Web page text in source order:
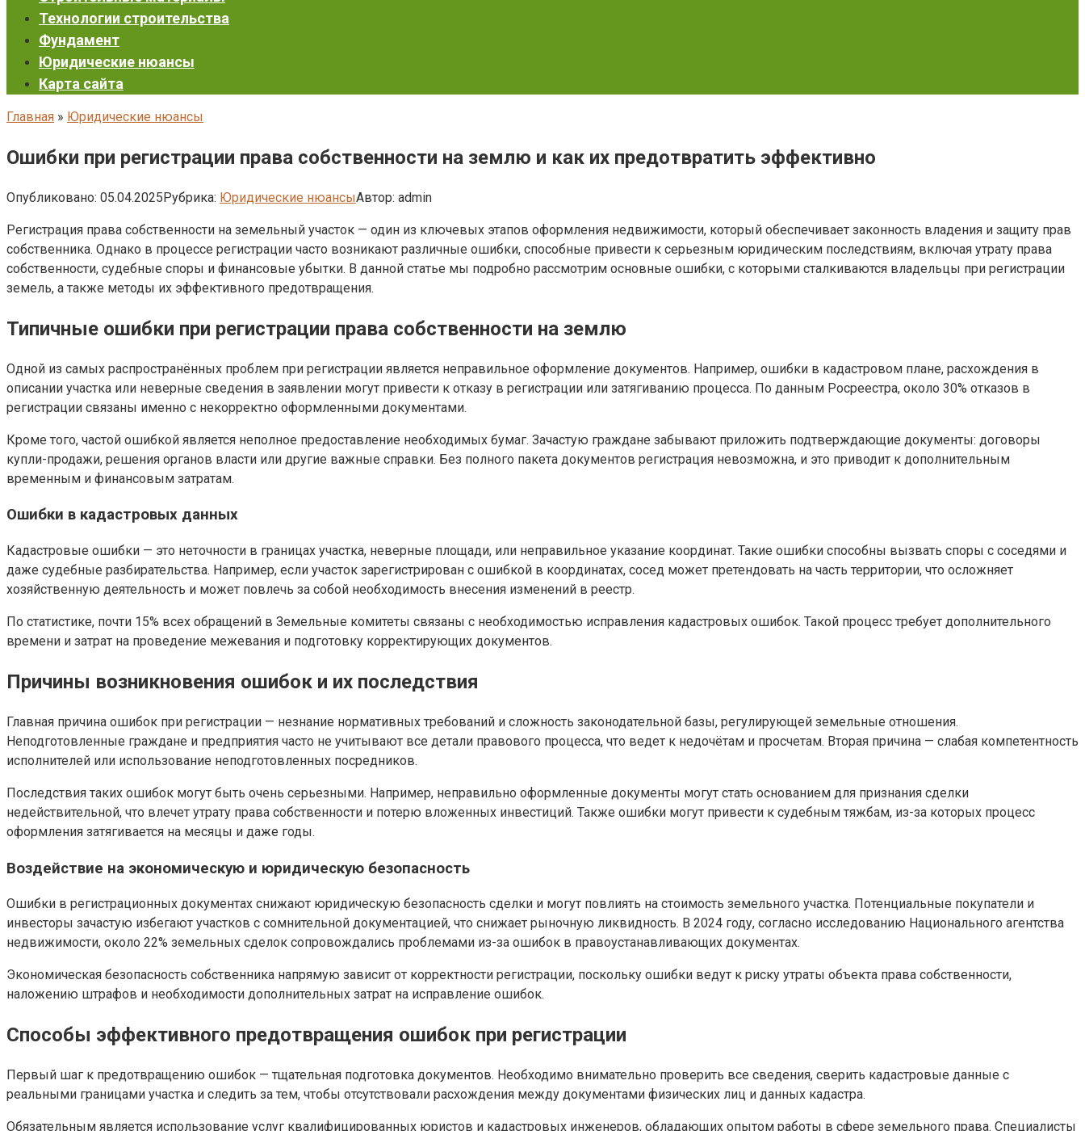
Технологии строительства
Фундамент
Юридические нюансы
Карта сайта
Главная » Юридические нюансы
Ошибки при регистрации права собственности на землю и как их предотвратить эффективно
Опубликовано: 05.04.2025Рубрика: Юридические нюансыАвтор: admin
Регистрация права собственности на земельный участок — один из ключевых этапов оформления недвижимости, который обеспечивает законность владения и защиту прав
собственника. Однако в процессе регистрации часто возникают различные ошибки, способные привести к серьезным юридическим последствиям, включая утрату права
собственности, судебные споры и финансовые убытки. В данной статье мы подробно рассмотрим основные ошибки, с которыми сталкиваются владельцы при регистрации
земель, а также методы их эффективного предотвращения.
Типичные ошибки при регистрации права собственности на землю
Одной из самых распространённых проблем при регистрации является неправильное оформление документов. Например, ошибки в кадастровом плане, расхождения в
описании участка или неверные сведения в заявлении могут привести к отказу в регистрации или затягиванию процесса. По данным Росреестра, около 30% отказов в
регистрации связаны именно с некорректно оформленными документами.
Кроме того, частой ошибкой является неполное предоставление необходимых бумаг. Зачастую граждане забывают приложить подтверждающие документы: договоры
купли-продажи, решения органов власти или другие важные справки. Без полного пакета документов регистрация невозможна, и это приводит к дополнительным
временным и финансовым затратам.
Ошибки в кадастровых данных
Кадастровые ошибки — это неточности в границах участка, неверные площади, или неправильное указание координат. Такие ошибки способны вызвать споры с соседями и
даже судебные разбирательства. Например, если участок зарегистрирован с ошибкой в координатах, сосед может претендовать на часть территории, что осложняет
хозяйственную деятельность и может повлечь за собой необходимость внесения изменений в реестр.
По статистике, почти 15% всех обращений в Земельные комитеты связаны с необходимостью исправления кадастровых ошибок. Такой процесс требует дополнительного
времени и затрат на проведение межевания и подготовку корректирующих документов.
Причины возникновения ошибок и их последствия
Главная причина ошибок при регистрации — незнание нормативных требований и сложность законодательной базы, регулирующей земельные отношения.
Неподготовленные граждане и предприятия часто не учитывают все детали правового процесса, что ведет к недочётам и просчетам. Вторая причина — слабая компетентность
исполнителей или использование неподготовленных посредников.
Последствия таких ошибок могут быть очень серьезными. Например, неправильно оформленные документы могут стать основанием для признания сделки
недействительной, что влечет утрату права собственности и потерю вложенных инвестиций. Также ошибки могут привести к судебным тяжбам, из-за которых процесс
оформления затягивается на месяцы и даже годы.
Воздействие на экономическую и юридическую безопасность
Ошибки в регистрационных документах снижают юридическую безопасность сделки и могут повлиять на стоимость земельного участка. Потенциальные покупатели и
инвесторы зачастую избегают участков с сомнительной документацией, что снижает рыночную ликвидность. В 2024 году, согласно исследованию Национального агентства
недвижимости, около 22% земельных сделок сопровождались проблемами из-за ошибок в правоустанавливающих документах.
Экономическая безопасность собственника напрямую зависит от корректности регистрации, поскольку ошибки ведут к риску утраты объекта права собственности,
наложению штрафов и необходимости дополнительных затрат на исправление ошибок.
Способы эффективного предотвращения ошибок при регистрации
Первый шаг к предотвращению ошибок — тщательная подготовка документов. Необходимо внимательно проверить все сведения, сверить кадастровые данные с
реальными границами участка и следить за тем, чтобы отсутствовали расхождения между документами физических лиц и данных кадастра.
Обязательным является использование услуг квалифицированных юристов и кадастровых инженеров, обладающих опытом работы в сфере земельного права. Специалисты